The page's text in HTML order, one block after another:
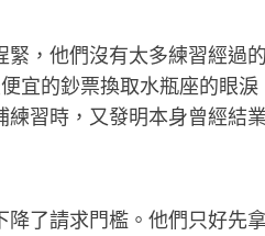
，他們沒有太多練習經過
宜的鈔票換取水瓶座的眼淚
練習時，又發明本身曾經結
了請求門檻。他們只好先